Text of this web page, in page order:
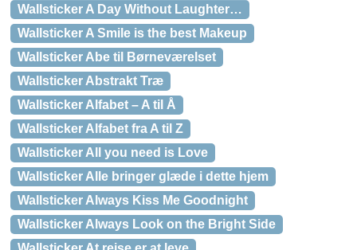
Wallsticker A Day Without Laughter…
Wallsticker A Smile is the best Makeup
Wallsticker Abe til Børneværelset
Wallsticker Abstrakt Træ
Wallsticker Alfabet – A til Å
Wallsticker Alfabet fra A til Z
Wallsticker All you need is Love
Wallsticker Alle bringer glæde i dette hjem
Wallsticker Always Kiss Me Goodnight
Wallsticker Always Look on the Bright Side